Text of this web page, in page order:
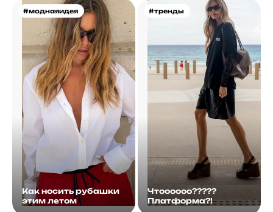
#моднаяидея
Как носить рубашки
этим летом
#тренды
Чтоооооо?????
Платформа?!